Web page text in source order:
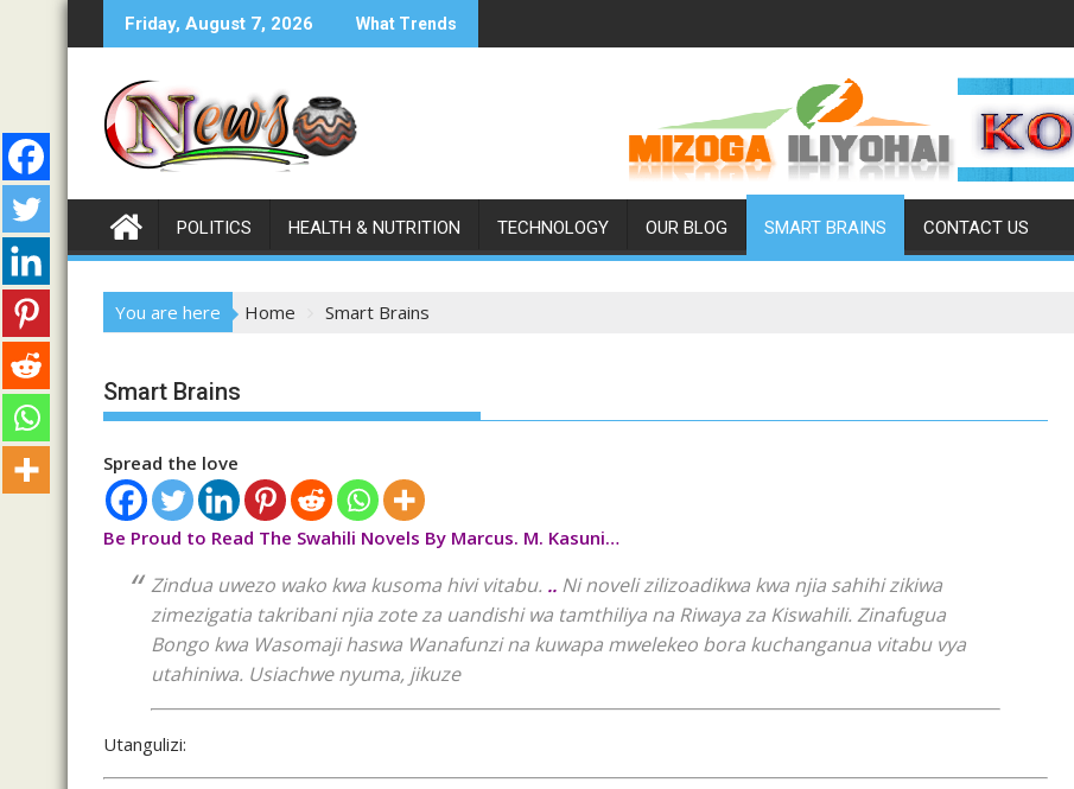
to
Friday, August 7, 2026 What Trends
POLITICS HEALTH & NUTRITION TECHNOLOGY OUR BLOG SMART BRAINS CONTACT US
You are here Home Smart Brains
Smart Brains
Spread the love
Be Proud to Read The Swahili Novels By Marcus. M. Kasuni…
Zindua uwezo wako kwa kusoma hivi vitabu. .. Ni noveli zilizoadikwa kwa njia sahihi zikiwa
zimezigatia takribani njia zote za uandishi wa tamthiliya na Riwaya za Kiswahili. Zinafugua
Bongo kwa Wasomaji haswa Wanafunzi na kuwapa mwelekeo bora kuchanganua vitabu vya
utahiniwa. Usiachwe nyuma, jikuze
Utangulizi: